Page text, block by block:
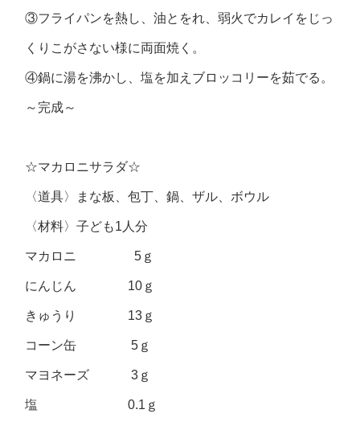
③フライパンを熱し、油とをれ、弱火でカレイをじっ
くりこがさない様に両面焼く。
④鍋に湯を沸かし、塩を加えブロッコリーを茹でる。
～完成～
☆マカロニサラダ☆
〈道具〉まな板、包丁、鍋、ザル、ボウル
〈材料〉子ども1人分
マカロニ 5ｇ
にんじん 10ｇ
きゅうり 13ｇ
コーン缶 5ｇ
マヨネーズ 3ｇ
塩 0.1ｇ